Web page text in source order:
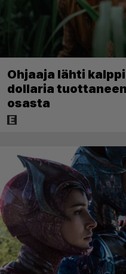
Ohjaaja lähti
dollaria
osasta